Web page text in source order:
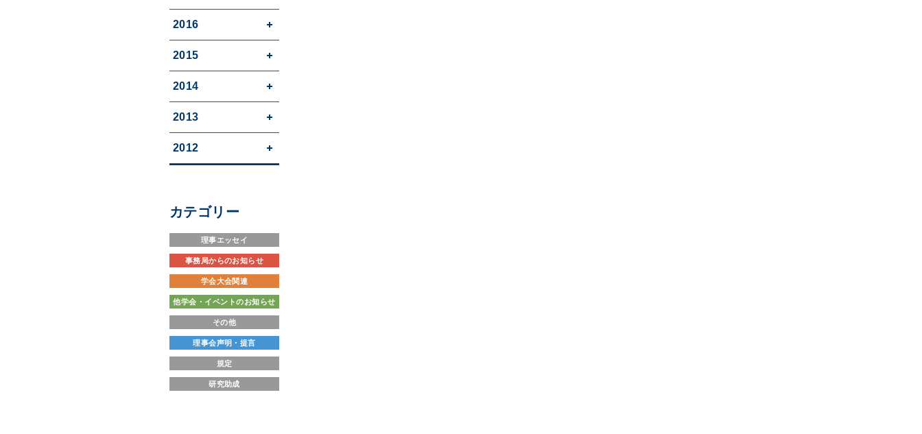
2016
2015
2014
2013
2012
カテゴリー
理事エッセイ
事務局からのお知らせ
学会大会関連
他学会・イベントのお知らせ
その他
理事会声明・提言
規定
研究助成